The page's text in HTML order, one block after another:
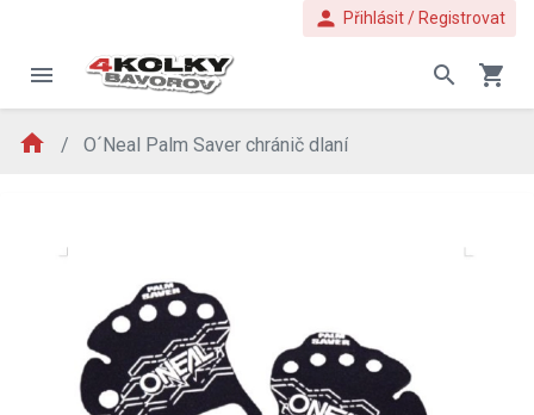
person Přihlásit / Registrovat
menu search shopping_cart
home O´Neal Palm Saver chránič dlaní